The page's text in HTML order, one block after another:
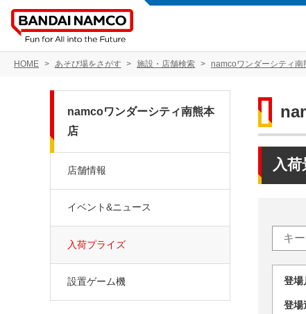
HOME あそび場をさがす 施設・店舗検索 namcoワンダーシティ南
入
登
登
namcoワンダーシティ南熊本
店
店舗情報
イベント&ニュース
入荷プライズ
設置ゲーム機